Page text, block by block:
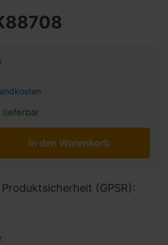
lieferbar
In den Warenkorb
(GPSR):